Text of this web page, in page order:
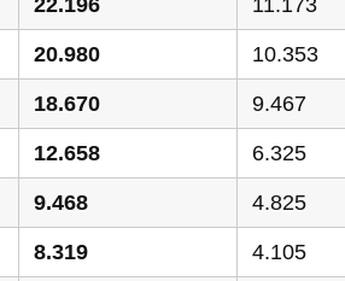
22.196 11.173
20.980 10.353
18.670 9.467
12.658 6.325
9.468 4.825
8.319 4.105